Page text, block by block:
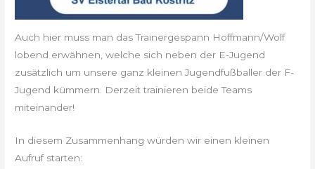
Auch hier muss man das Trainergespann Hoffmann/Wolf
lobend erwähnen, welche sich neben der E-Jugend
zusätzlich um unsere ganz kleinen Jugendfußballer der F-
Jugend kümmern. Derzeit trainieren beide Teams
miteinander!
In diesem Zusammenhang würden wir einen kleinen
Aufruf starten: